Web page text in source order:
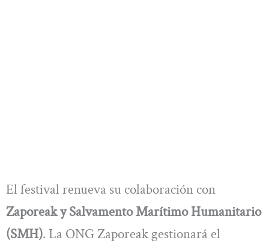
El festival renueva su colaboración con
Zaporeak y Salvamento Marítimo Humanitario
(SMH). La ONG Zaporeak gestionará el